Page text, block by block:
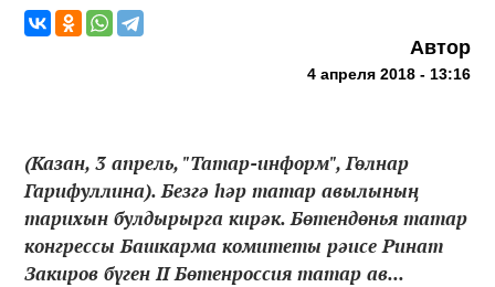
Автор
4 апреля 2018 - 13:16
(Казан, 3 апрель, "Татар-информ", Гөлнар
Гарифуллина). Безгә һәр татар авылының
тарихын булдырырга кирәк. Бөтендөнья татар
конгрессы Башкарма комитеты рәисе Ринат
Закиров бүген II Бөтенроссия татар ав...